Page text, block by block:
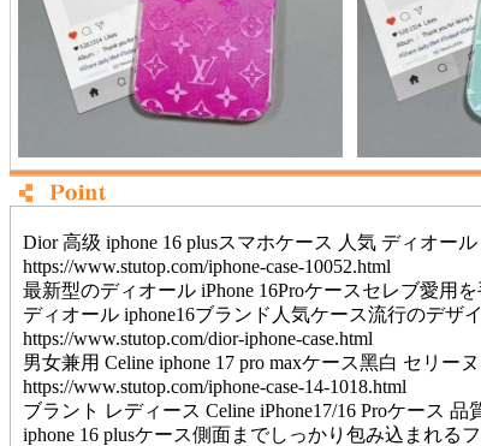
Dior 高级 iphone 16 plusスマホケース 人気 ディオー
https://www.stutop.com/iphone-case-10052.html
最新型のディオール iPhone 16Proケースセレブ愛用
ディオール iphone16ブランド人気ケース流行のデザ
https://www.stutop.com/dior-iphone-case.html
男女兼用 Celine iphone 17 pro maxケース黑白 セリー
https://www.stutop.com/iphone-case-14-1018.html
ブラント レディース Celine iPhone17/16 Proケース
iphone 16 plusケース側面までしっかり包み込まれ